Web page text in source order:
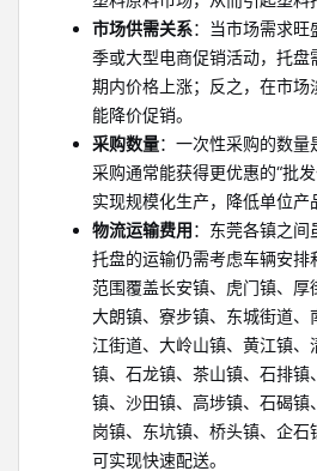
市场供需关系：当市场需求
季或大型电商促销活动，托
期内价格上涨；反之，在市
能降价促销。
采购数量：一次性采购的数
采购通常能获得更优惠的“批
实现规模化生产，降低单位产
物流运输费用：东莞各镇之
托盘的运输仍需考虑车辆安
范围覆盖长安镇、虎门镇、厚
大朗镇、寮步镇、东城街道
江街道、大岭山镇、黄江镇
镇、石龙镇、茶山镇、石排
镇、沙田镇、高埗镇、石碣
岗镇、东坑镇、桥头镇、企石
可实现快速配送。